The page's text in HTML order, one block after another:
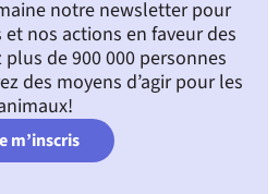
notre newsletter pour
nos actions en faveur des
de 900 000 personnes
des moyens d’agir pour les
m’inscris